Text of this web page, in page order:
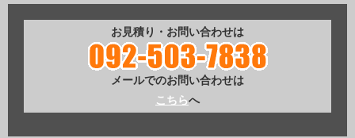
お見積り・お問い合わせは
メールでのお問い合わせは
こちらへ